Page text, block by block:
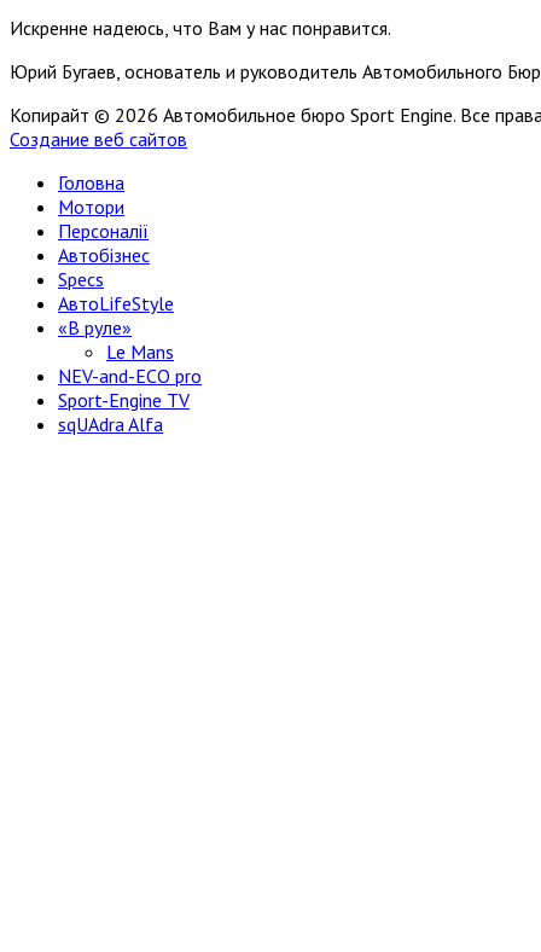
Искренне надеюсь, что Вам у нас понравится.
Юрий Бугаев, основатель и руководитель Автомобильного
Копирайт © 2026 Автомобильное бюро Sport Engine. Все
Создание веб сайтов
Головна
Мотори
Персоналії
Автобізнес
Specs
АвтоLifeStyle
«В руле»
Le Mans
NEV-and-ECO pro
Sport-Engine TV
sqUAdra Alfa